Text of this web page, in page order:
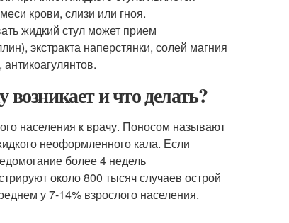
крови, слизи или гноя.
жидкий стул может прием
экстракта наперстянки, солей магния
и что делать?
населения к врачу. Поносом называют
неоформленного кала. Если
более 4 недель
около 800 тысяч случаев острой
у 7-14% взрослого населения.